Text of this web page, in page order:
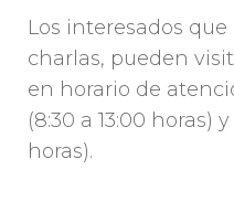
Los interesados
charlas, pueden
en horario de
(8:30 a 13:00 horas)
horas).